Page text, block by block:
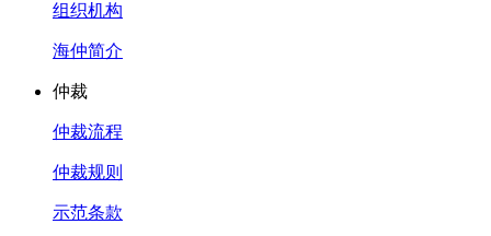
组织机构
海仲简介
仲裁
仲裁流程
仲裁规则
示范条款